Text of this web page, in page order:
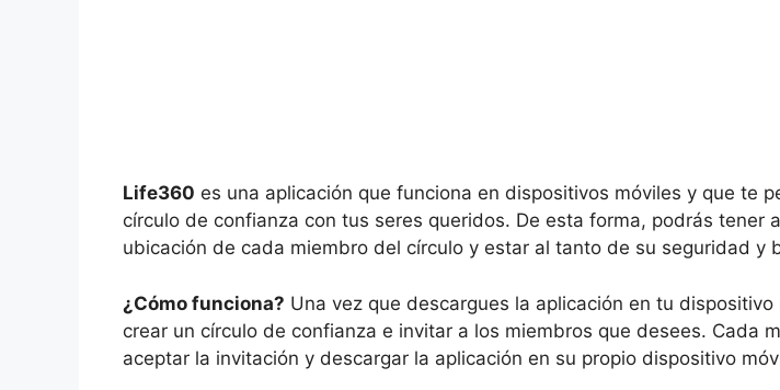
Life360 es una aplicación que funciona en dispositivos móviles y que te
círculo de confianza con tus seres queridos. De esta forma, podrás tener
ubicación de cada miembro del círculo y estar al tanto de su seguridad y
¿Cómo funciona? Una vez que descargues la aplicación en tu dispositivo
crear un círculo de confianza e invitar a los miembros que desees. Cada
aceptar la invitación y descargar la aplicación en su propio dispositivo